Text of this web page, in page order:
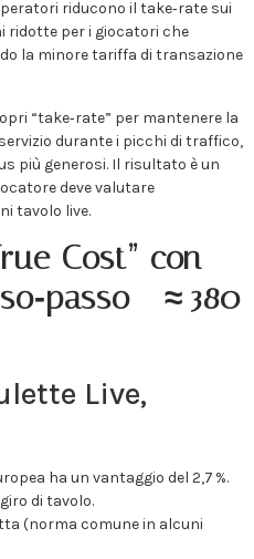
riducono il take‑rate sui
ridotte per i giocatori che
la minore tariffa di transazione
“take‑rate” per mantenere la
durante i picchi di traffico,
più generosi. Il risultato è un
deve valutare
tavolo live.
Cost” con
– ≈ 380
Live,
ha un vantaggio del 2,7 %.
di tavolo.
(norma comune in alcuni